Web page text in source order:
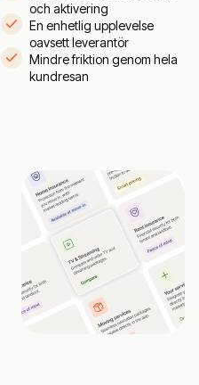
och aktivering
En enhetlig upplevelse
oavsett leverantör
Mindre friktion genom hela
kundresan